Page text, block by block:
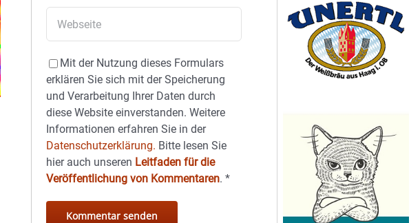
Mit der Nutzung dieses Formulars
erklären Sie sich mit der Speicherung
und Verarbeitung Ihrer Daten durch
diese Website einverstanden. Weitere
Informationen erfahren Sie in der
Datenschutzerklärung. Bitte lesen Sie
hier auch unseren Leitfaden für die
Veröffentlichung von Kommentaren.*